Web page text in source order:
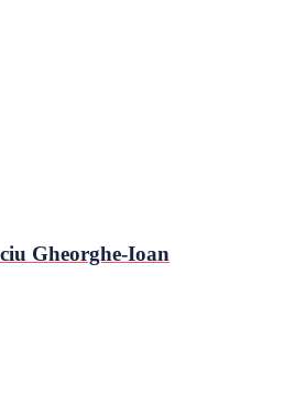
Gheorghe-Ioan